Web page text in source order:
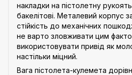
накладки на пістолетну рукоять,
бакелітові. Металевий корпус
стійкість до механічних
не варто зловживати цим
використовувати привід як
настільки міцний.
Вага пістолета-кулемета